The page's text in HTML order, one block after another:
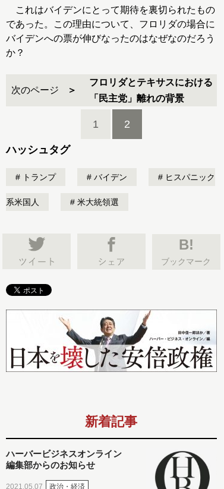
これはバイデンにとって期待を裏切られたもの
であった。この理由について、フロリダの場合に
バイデンへの票が伸びなったのはなぜなのだろう
か？
次のページ
フロリダとテキサスにおける
「民主党」離れの背景
1 2
ハッシュタグ
トランプ バイデン ヒスパニック
系米国人 米大統領選
B!
ブックマーク
新着記事
ハーバービジネスオンライン
編集部からのお知らせ
2021.05.07 政治・経済